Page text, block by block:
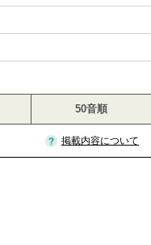
50音順
掲載内容について